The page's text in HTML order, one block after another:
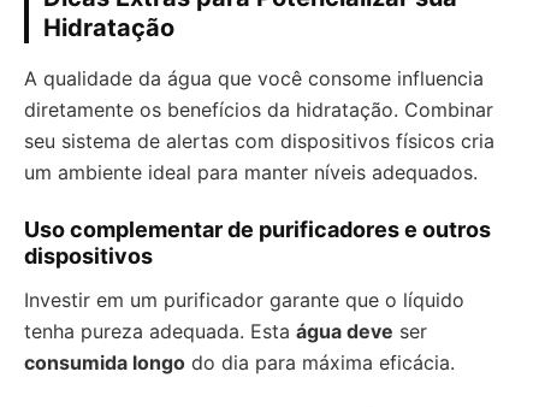
Hidratação
A qualidade da água que você consome influencia
diretamente os benefícios da hidratação. Combinar
seu sistema de alertas com dispositivos físicos cria
um ambiente ideal para manter níveis adequados.
Uso complementar de purificadores e outros
dispositivos
Investir em um purificador garante que o líquido
tenha pureza adequada. Esta água deve ser
consumida longo do dia para máxima eficácia.